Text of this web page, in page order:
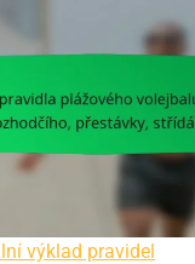
výklad pravidel